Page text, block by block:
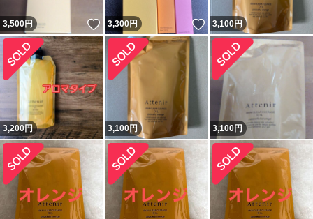
3,500円 いいね！
3,300円 いいね！
3,100円
3,200円 3,100円 3,100円